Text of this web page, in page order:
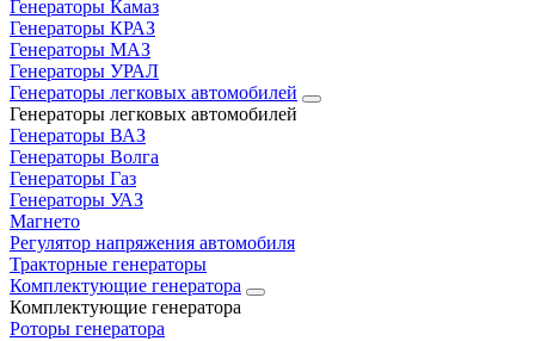
Генераторы Камаз
Генераторы КРАЗ
Генераторы МАЗ
Генераторы УРАЛ
Генераторы легковых автомобилей
Генераторы легковых автомобилей
Генераторы ВАЗ
Генераторы Волга
Генераторы Газ
Генераторы УАЗ
Магнето
Регулятор напряжения автомобиля
Тракторные генераторы
Комплектующие генератора
Комплектующие генератора
Роторы генератора